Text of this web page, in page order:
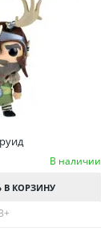
В наличии
В КОРЗИНУ